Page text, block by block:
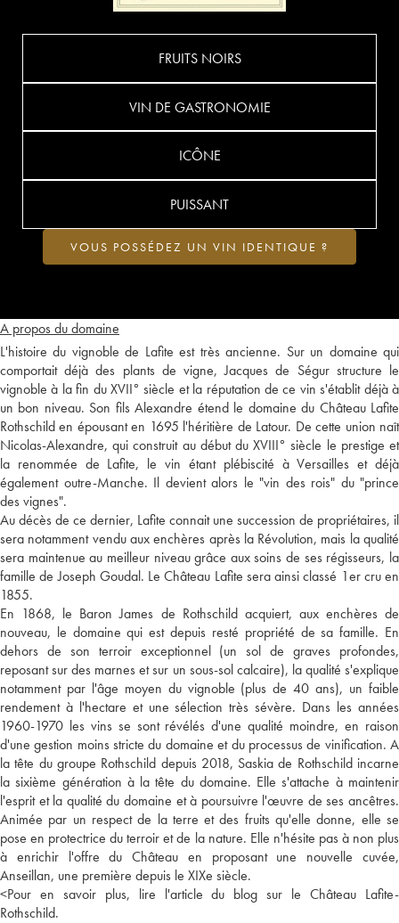
A propos du domaine
L'histoire du vignoble de Lafite est très ancienne. Sur un domaine qui
comportait déjà des plants de vigne, Jacques de Ségur structure le
vignoble à la fin du XVII° siècle et la réputation de ce vin s'établit déjà à
un bon niveau. Son fils Alexandre étend le domaine du Château Lafite
Rothschild en épousant en 1695 l'héritière de Latour. De cette union naît
Nicolas-Alexandre, qui construit au début du XVIII° siècle le prestige et
la renommée de Lafite, le vin étant plébiscité à Versailles et déjà
également outre-Manche. Il devient alors le "vin des rois" du "prince
des vignes".
Au décès de ce dernier, Lafite connait une succession de propriétaires, il
sera notamment vendu aux enchères après la Révolution, mais la qualité
sera maintenue au meilleur niveau grâce aux soins de ses régisseurs, la
famille de Joseph Goudal. Le Château Lafite sera ainsi classé 1er cru en
1855.
En 1868, le Baron James de Rothschild acquiert, aux enchères de
nouveau, le domaine qui est depuis resté propriété de sa famille. En
dehors de son terroir exceptionnel (un sol de graves profondes,
reposant sur des marnes et sur un sous-sol calcaire), la qualité s'explique
notamment par l'âge moyen du vignoble (plus de 40 ans), un faible
rendement à l'hectare et une sélection très sévère. Dans les années
1960-1970 les vins se sont révélés d'une qualité moindre, en raison
d'une gestion moins stricte du domaine et du processus de vinification. A
la tête du groupe Rothschild depuis 2018, Saskia de Rothschild incarne
la sixième génération à la tête du domaine. Elle s'attache à maintenir
l'esprit et la qualité du domaine et à poursuivre l'œuvre de ses ancêtres.
Animée par un respect de la terre et des fruits qu'elle donne, elle se
pose en protectrice du terroir et de la nature. Elle n'hésite pas à non plus
à enrichir l'offre du Château en proposant une nouvelle cuvée,
Anseillan, une première depuis le XIXe siècle.
<Pour en savoir plus, lire l'article du blog sur le Château Lafite-
Rothschild.
FRUITS NOIRS
VIN DE GASTRONOMIE
ICÔNE
PUISSANT
VOUS POSSÉDEZ UN VIN IDENTIQUE ?